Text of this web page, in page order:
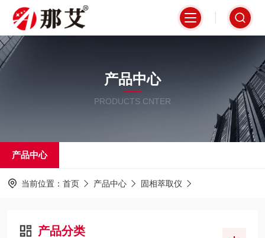
产品中心
PRODUCTS CNTER
产品中心
当前位置： 首页 产品中心 固相萃取仪
产品分类